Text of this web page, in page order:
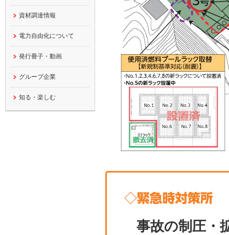
事故の制圧・
資材調達情報
電力自由化について
発行冊子・動画
グループ企業
知る・楽しむ